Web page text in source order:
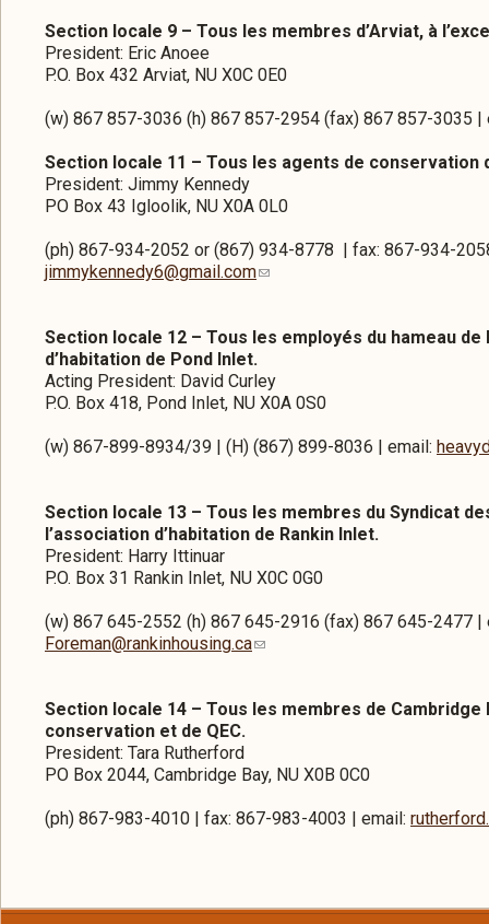
Section locale 9 – Tous les membres d’Arviat, à
President: Eric Anoee
P.O. Box 432 Arviat, NU X0C 0E0
(w) 867 857-3036 (h) 867 857-2954 (fax) 867 857-3035 |
Section locale 11 – Tous les agents de conservation
President: Jimmy Kennedy
PO Box 43 Igloolik, NU X0A 0L0
(ph) 867-934-2052 or (867) 934-8778 | fax: 867-934-
jimmykennedy6@gmail.com
Section locale 12 – Tous les employés du hameau
d’habitation de Pond Inlet.
Acting President: David Curley
P.O. Box 418, Pond Inlet, NU X0A 0S0
(w) 867-899-8934/39 | (H) (867) 899-8036 | email:
Section locale 13 – Tous les membres du Syndicat
l’association d’habitation de Rankin Inlet.
President: Harry Ittinuar
P.O. Box 31 Rankin Inlet, NU X0C 0G0
(w) 867 645-2552 (h) 867 645-2916 (fax) 867 645-2477 |
Foreman@rankinhousing.ca
Section locale 14 – Tous les membres de
conservation et de QEC.
President: Tara Rutherford
PO Box 2044, Cambridge Bay, NU X0B 0C0
(ph) 867-983-4010 | fax: 867-983-4003 | email: